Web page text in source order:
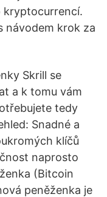
kryptocurrencí.
návodem krok za
Skrill se
a k tomu vám
tedy
Snadné a
klíčů
naprosto
(Bitcoin
peněženka je